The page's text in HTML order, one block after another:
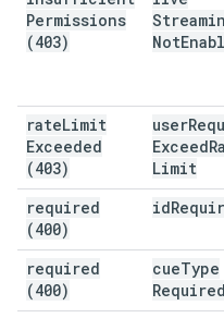
Permissions
(403)
Not
rateLimit
Exceeded
(403)
user
Exceed
Limit
required
(400)
id
required
(400)
cueType
Required